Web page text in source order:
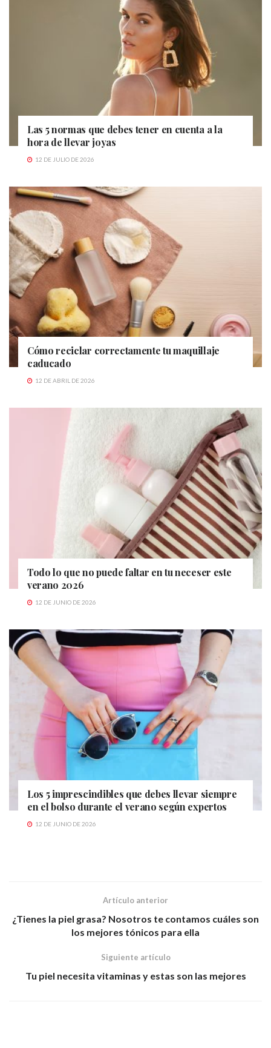
Las 5 normas que debes tener en cuenta a la
hora de llevar joyas
12 DE JULIO DE 2026
Cómo reciclar correctamente tu maquillaje
caducado
12 DE ABRIL DE 2026
Todo lo que no puede faltar en tu neceser este
verano 2026
12 DE JUNIO DE 2026
Los 5 imprescindibles que debes llevar siempre
en el bolso durante el verano según expertos
12 DE JUNIO DE 2026
Artículo anterior
¿Tienes la piel grasa? Nosotros te contamos cuáles son
los mejores tónicos para ella
Siguiente artículo
Tu piel necesita vitaminas y estas son las mejores